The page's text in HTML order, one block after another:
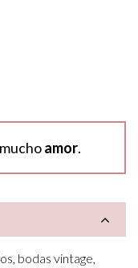
amor.
bodas vintage,